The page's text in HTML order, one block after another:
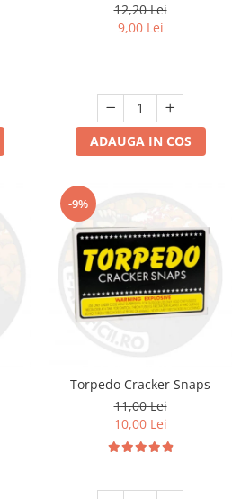
12,20 Lei
9,00 Lei
ADAUGA IN COS
-9%
Torpedo Cracker Snaps
11,00 Lei
10,00 Lei